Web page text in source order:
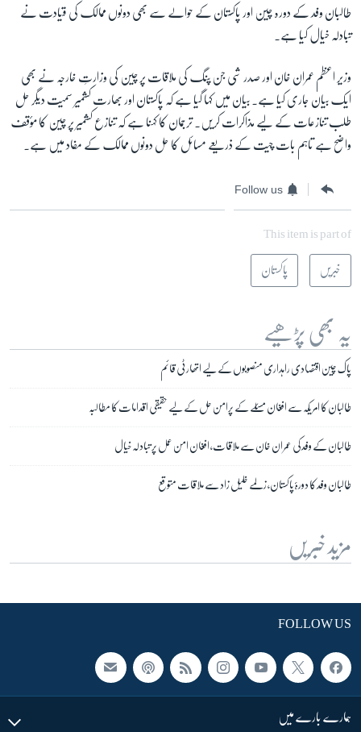
طالبان وفد کے دورہ چین اور پاکستان کے حوالے سے بھی دونوں ممالک کی قیادت نے
تبادلہ خیال کیا ہے۔
وزیر اعظم عمران خان اور صدر شی جن پنگ کی ملاقات پر چین کی وزارتِ خارجہ نے بھی
ایک بیان جاری کیا ہے۔ بیان میں کہا گیا ہے کہ پاکستان اور بھارت کشمیر سمیت دیگر حل
طلب تنازعات کے لیے مذاکرات کریں۔ ترجمان کا کہنا ہے کہ تنازع کشمیر پر چین کا مؤقف
واضح ہے تاہم بات چیت کے ذریعے مسائل کا حل دونوں ممالک کے مفاد میں ہے۔
Follow us
This item is part of
خبریں پاکستان
یہ بھی پڑھیے
پاک چین اقتصادی راہداری منصوبوں کے لیے اتھارٹی قائم
طالبان کا امریکہ سے افغان مسئلے کے پرامن حل کے لیے حقیقی اقدامات کا مطالبہ
طالبان کے وفد کی عمران خان سے ملاقات، افغان امن عمل پر تبادلہ خیال
طالبان وفد کا دورۂ پاکستان، زلمے خلیل زاد سے ملاقات متوقع
مزید خبریں
FOLLOW US
ہمارے بارے میں